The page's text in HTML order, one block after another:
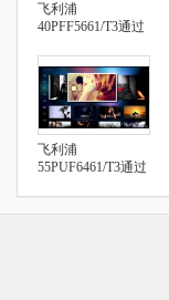
飞利浦
40PFF5661/T3通过
飞利浦
55PUF6461/T3通过